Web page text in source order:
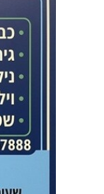
הגליל המערבי
מוכיח שזה לא